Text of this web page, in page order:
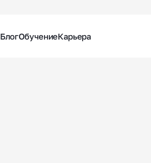
БлогОбучениеКарьера